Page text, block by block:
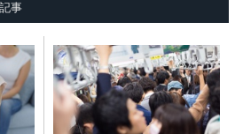
事